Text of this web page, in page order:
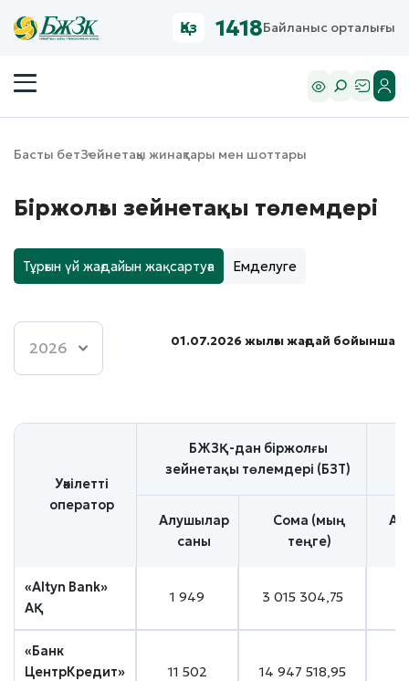
Қаз 1418Байланыс орталығы
Басты бетЗейнетақы жинақтары мен шоттары
Біржолғы зейнетақы төлемдері
Тұрғын үй жағдайын жақсартуға Емделуге
01.07.2026 жылғы жағдай бойынша
Уәкілетті
оператор
БЖЗҚ-дан біржолғы
зейнетақы төлемдері (БЗТ)
Алушылар
саны
Сома (мың
теңге)
«Altyn Bank»
АҚ
1 949 3 015 304,75
«Банк
ЦентрКредит»
11 502 14 947 518,95